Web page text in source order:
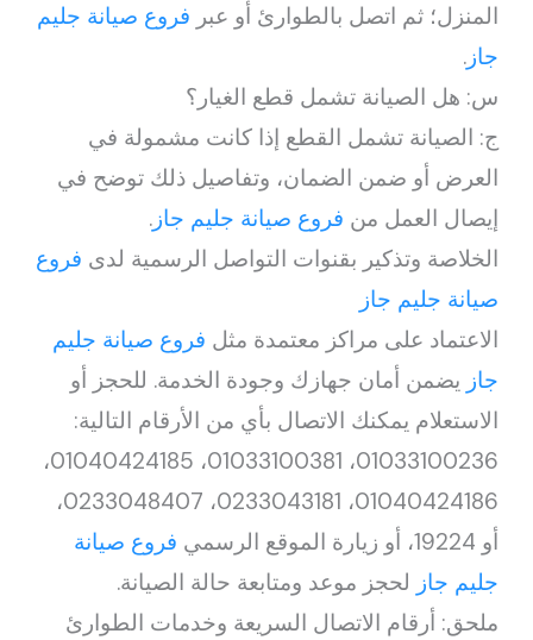
المنزل؛ ثم اتصل بالطوارئ أو عبر فروع صيانة جليم
جاز.
س: هل الصيانة تشمل قطع الغيار؟
ج: الصيانة تشمل القطع إذا كانت مشمولة في
العرض أو ضمن الضمان، وتفاصيل ذلك توضح في
إيصال العمل من فروع صيانة جليم جاز.
الخلاصة وتذكير بقنوات التواصل الرسمية لدى فروع
صيانة جليم جاز
الاعتماد على مراكز معتمدة مثل فروع صيانة جليم
جاز يضمن أمان جهازك وجودة الخدمة. للحجز أو
الاستعلام يمكنك الاتصال بأي من الأرقام التالية:
01033100236، 01033100381، 01040424185،
01040424186، 0233043181، 0233048407،
أو 19224، أو زيارة الموقع الرسمي
فروع صيانة
جليم جاز لحجز موعد ومتابعة حالة الصيانة.
ملحق: أرقام الاتصال السريعة وخدمات الطوارئ